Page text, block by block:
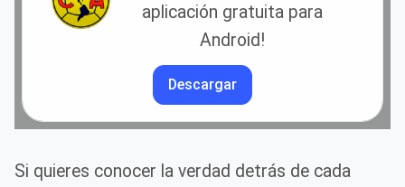
aplicación gratuita para
Android!
Descargar
Si quieres conocer la verdad detrás de cada